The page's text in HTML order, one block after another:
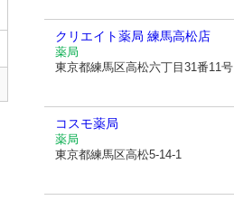
クリエイト薬局 練馬高松店
薬局
東京都練馬区高松六丁目31番11号
コスモ薬局
薬局
東京都練馬区高松5-14-1